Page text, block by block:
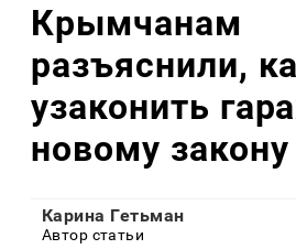
Крымчанам
разъяснили,
узаконить
новому закону
Карина Гетьман
Автор статьи